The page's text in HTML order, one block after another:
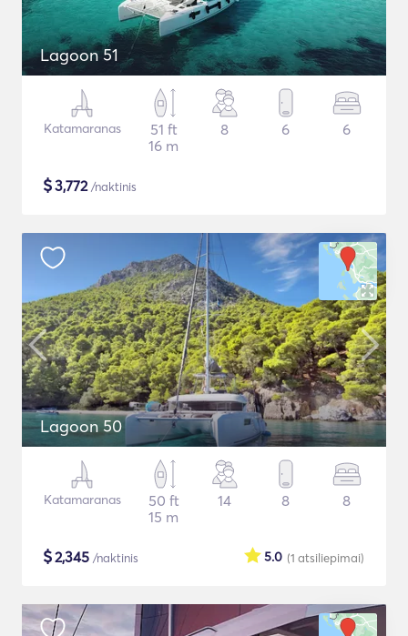
Lagoon 51
Katamaranas
51 ft
16 m
8 6 6
$3,772/naktinis
Lagoon 50
Katamaranas
50 ft
15 m
14 8 8
$2,345 /naktinis (1 atsiliepimai)
5.0